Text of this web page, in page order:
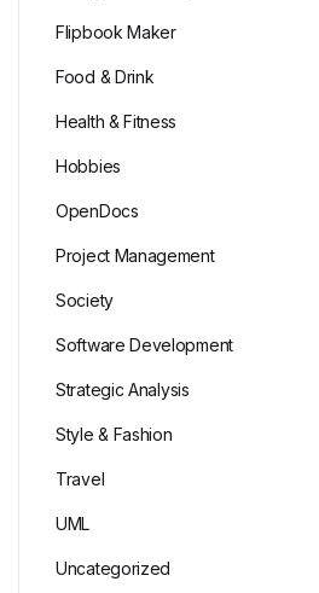
Flipbook Maker
Food & Drink
Health & Fitness
Hobbies
OpenDocs
Project Management
Society
Software Development
Strategic Analysis
Style & Fashion
Travel
UML
Uncategorized